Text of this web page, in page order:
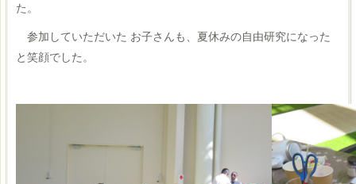
た。
参加していただいた お子さんも、夏休みの自由研究になった
と笑顔でした。